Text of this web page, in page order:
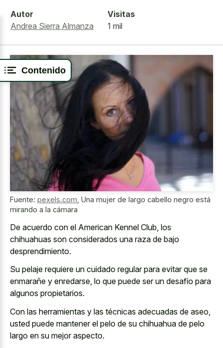
Contenido
Autor
Andrea Sierra Almanza
Visitas
1 mil
Fuente: pexels.com Una mujer de largo cabello negro está
mirando a la cámara
De acuerdo con el American Kennel Club, los
chihuahuas son considerados una raza de bajo
desprendimiento.
Su pelaje requiere un cuidado regularpara evitar que se
enmarañe y enredarse, lo que puede ser un desafío para
algunos propietarios.
Con las herramientas y las técnicas adecuadas de aseo,
usted puede mantener el pelo de su chihuahua de pelo
largo en su mejor aspecto.